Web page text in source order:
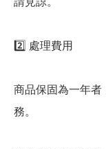
2️⃣ 處理費用
商品保固為一年者
務。